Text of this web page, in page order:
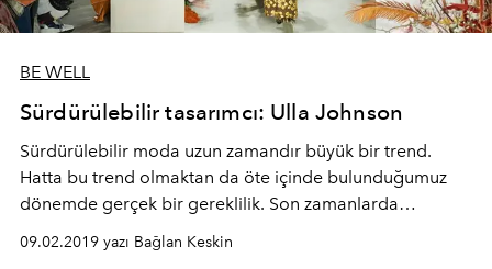
BE WELL
Sürdürülebilir tasarımcı: Ulla Johnson
Sürdürülebilir moda uzun zamandır büyük bir trend.
Hatta bu trend olmaktan da öte içinde bulunduğumuz
dönemde gerçek bir gereklilik. Son zamanlarda
Hollywood’un gururla üzerinde taşıdığı sürdürülebilir
tasarımcı ise Ulla Johnson.
09.02.2019 yazı Bağlan Keskin